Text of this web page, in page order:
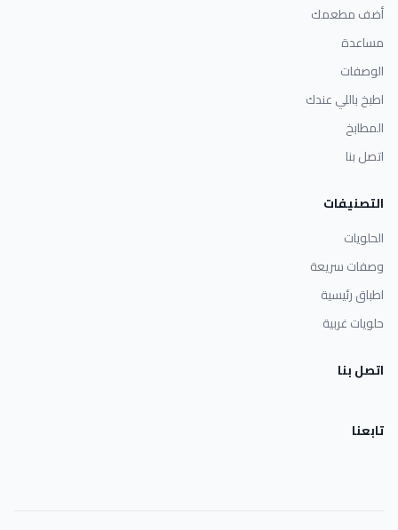
أضف مطعمك
مساعدة
الوصفات
اطبخ باللي عندك
المطابخ
اتصل بنا
التصنيفات
الحلويات
وصفات سريعة
اطباق رئيسية
حلويات غربية
اتصل بنا
تابعنا